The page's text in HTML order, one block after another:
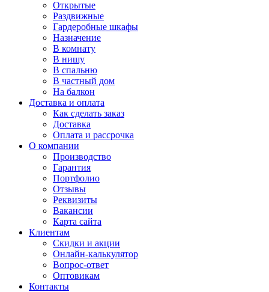
Открытые
Раздвижные
Гардеробные шкафы
Назначение
В комнату
В нишу
В спальню
В частный дом
На балкон
Доставка и оплата
Как сделать заказ
Доставка
Оплата и рассрочка
О компании
Производство
Гарантия
Портфолио
Отзывы
Реквизиты
Вакансии
Карта сайта
Клиентам
Скидки и акции
Онлайн-калькулятор
Вопрос-ответ
Оптовикам
Контакты